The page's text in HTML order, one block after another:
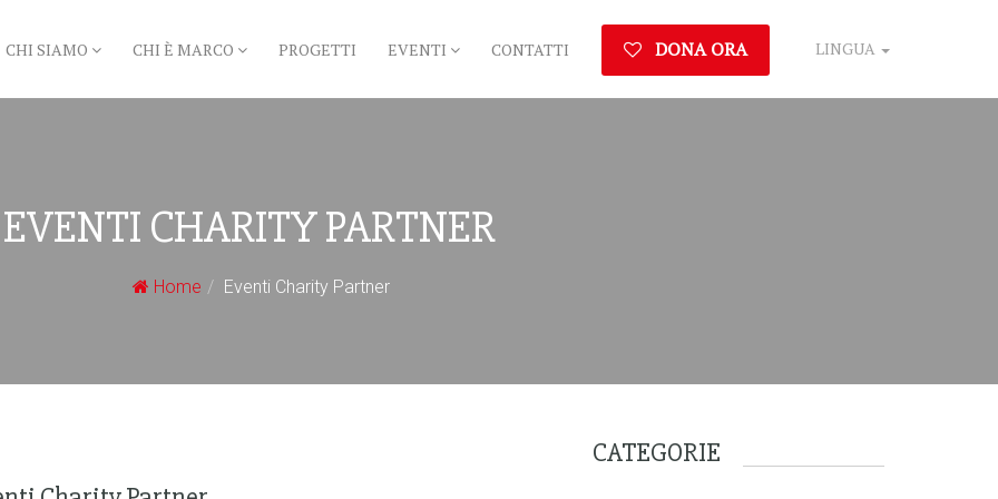
CHI SIAMO CHI È MARCO PROGETTI EVENTI CONTATTI DONA ORA LINGUA
EVENTI CHARITY PARTNER
Home Eventi Charity Partner
CATEGORIE